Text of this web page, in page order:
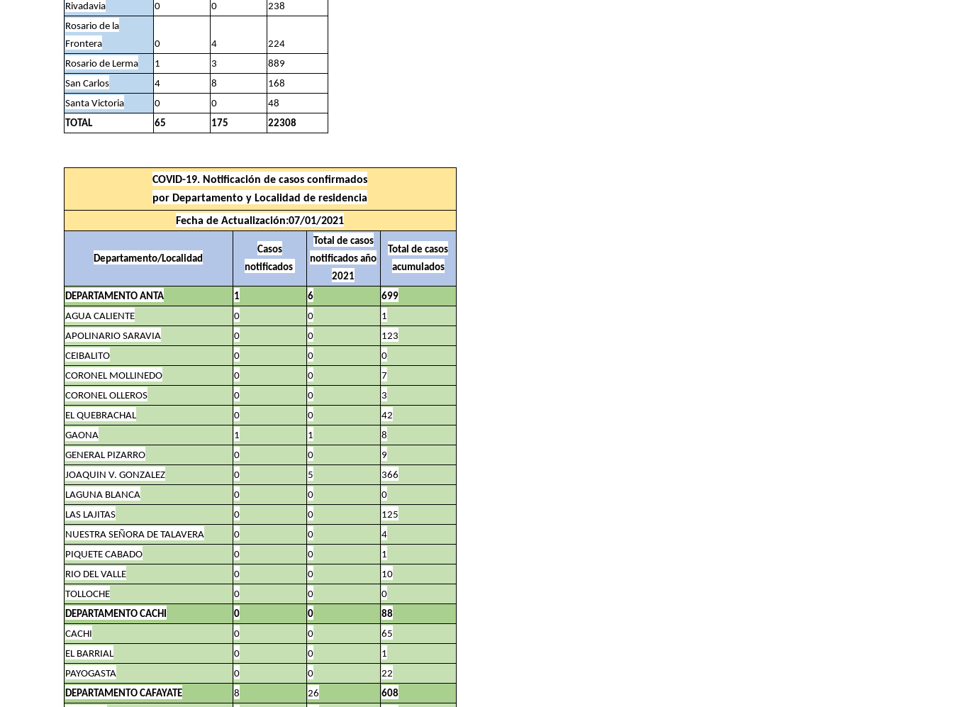
Rivadavia
0 0
238
Rosario de la
Frontera
0 4
224
Rosario de Lerma
1 3
889
San Carlos
4 8
168
Santa Victoria
0 0
48
TOTAL
65 175 22308
COVID-19. Notificación de casos confirmados
por Departamento y Localidad de residencia
Fecha de Actualización:07/01/2021
Departamento/Localidad
Casos
notificados
Total de casos
notificados año
2021
Total de casos
acumulados
DEPARTAMENTO ANTA 1 6
699
AGUA CALIENTE
0 0
1
APOLINARIO SARAVIA
0 0
123
CEIBALITO
0 0
0
CORONEL MOLLINEDO
0 0
7
CORONEL OLLEROS
0 0
3
EL QUEBRACHAL
0 0
42
GAONA
1 1
8
GENERAL PIZARRO
0 0
9
JOAQUIN V. GONZALEZ
0 5
366
LAGUNA BLANCA
0 0
0
LAS LAJITAS
0 0
125
NUESTRA SEÑORA DE TALAVERA
0 0
4
PIQUETE CABADO
0 0
1
RIO DEL VALLE
0 0
10
TOLLOCHE
0 0
0
DEPARTAMENTO CACHI
0 0
88
CACHI
0 0
65
EL BARRIAL
0 0
1
PAYOGASTA
0 0
22
DEPARTAMENTO CAFAYATE
8 26
608